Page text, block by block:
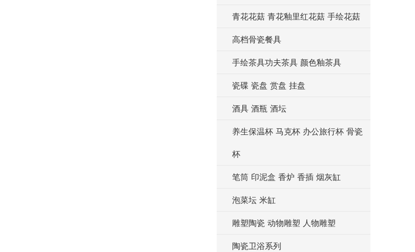
青花花菇 青花釉里红花菇 手绘花菇
高档骨瓷餐具
手绘茶具功夫茶具 颜色釉茶具
瓷碟 瓷盘 赏盘 挂盘
酒具 酒瓶 酒坛
养生保温杯 马克杯 办公旅行杯 骨瓷
杯
笔筒 印泥盒 香炉 香插 烟灰缸
泡菜坛 米缸
雕塑陶瓷 动物雕塑 人物雕塑
陶瓷卫浴系列